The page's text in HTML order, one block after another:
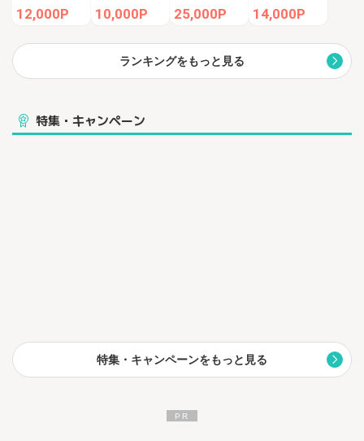
12,000P 10,000P 25,000P 14,000P
ランキングをもっと見る
特集・キャンペーン
特集・キャンペーンをもっと見る